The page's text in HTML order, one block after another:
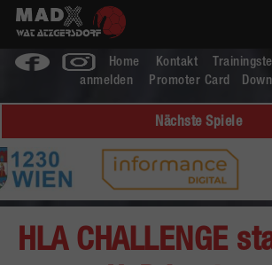
Home Kontakt
anmelden
Promoter Card
Nächste Spiele
HLA CHALLENGE